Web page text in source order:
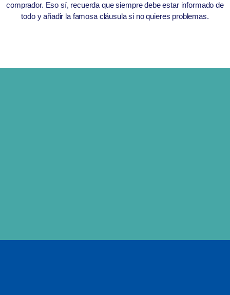
comprador. Eso sí, recuerda que siempre debe estar informado de
todo y añadir la famosa cláusula si no quieres problemas.